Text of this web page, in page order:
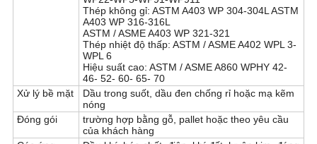
SÁCH
BẢO
MẬT
Thép không gỉ: ASTM A403 WP 304-304LASTM
A403 WP 316-316L
ASTM / ASME A403 WP 321-321
Thép nhiệt độ thấp: ASTM / ASME A402 WPL 3-
WPL 6
Hiệu suất cao: ASTM / ASME A860 WPHY 42-
46- 52- 60- 65- 70
Xử lý bề mặt
Dầu trong suốt, dầu đen chống rỉ hoặc mạ kẽm
nóng
Đóng gói
trường hợp bằng gỗ, pallet hoặc theo yêu cầu
của khách hàng